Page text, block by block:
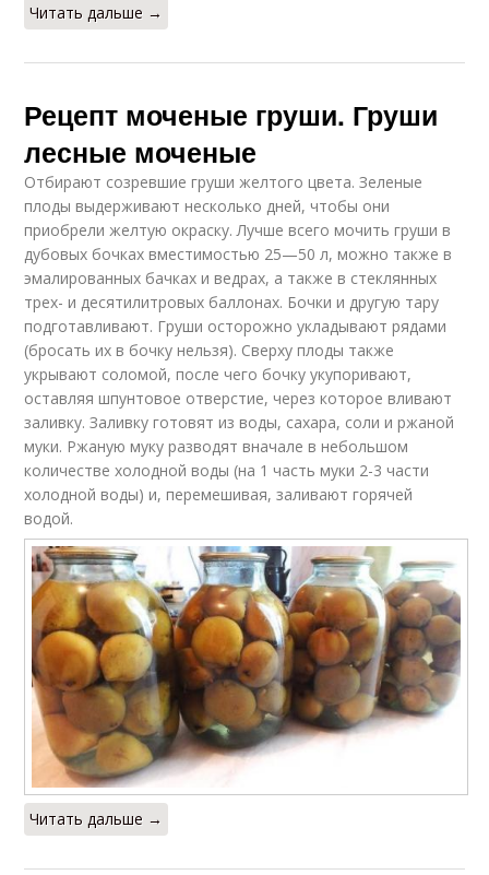
Читать дальше →
Рецепт моченые груши. Груши
лесные моченые
Отбирают созревшие груши желтого цвета. Зеленые
плоды выдерживают несколько дней, чтобы они
приобрели желтую окраску. Лучше всего мочить груши в
дубовых бочках вместимостью 25—50 л, можно также в
эмалированных бачках и ведрах, а также в стеклянных
трех- и десятилитровых баллонах. Бочки и другую тару
подготавливают. Груши осторожно укладывают рядами
(бросать их в бочку нельзя). Сверху плоды также
укрывают соломой, после чего бочку укупоривают,
оставляя шпунтовое отверстие, через которое вливают
заливку. Заливку готовят из воды, сахара, соли и ржаной
муки. Ржаную муку разводят вначале в небольшом
количестве холодной воды (на 1 часть муки 2-3 части
холодной воды) и, перемешивая, заливают горячей
водой.
Читать дальше →